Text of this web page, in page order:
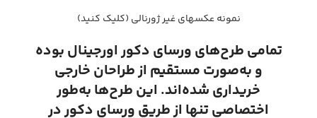
نمونه عکسهای غیر ژورنالی (کلیک کنید)
تمامی طرح‌های ورسای دکور اورجینال بوده
و به‌صورت مستقیم از طراحان خارجی
خریداری شده‌اند. این طرح‌ها به‌طور
اختصاصی تنها از طریق ورسای دکور در